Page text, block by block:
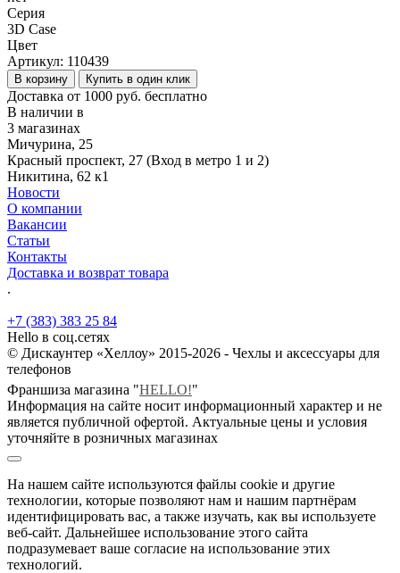
Серия
3D Case
Цвет
Артикул: 110439
В корзину Купить в один клик
Доставка от 1000 руб. бесплатно
В наличии в
3 магазинах
Мичурина, 25
Красный проспект, 27 (Вход в метро 1 и 2)
Никитина, 62 к1
Новости
О компании
Вакансии
Статьи
Контакты
Доставка и возврат товара
.
+7 (383) 383 25 84
Hello в соц.сетях
© Дискаунтер «Хеллоу» 2015-2026 - Чехлы и аксессуары для
телефонов
Франшиза магазина "HELLO!"
Информация на сайте носит информационный характер и не
является публичной офертой. Актуальные цены и условия
уточняйте в розничных магазинах
На нашем сайте используются файлы cookie и другие
технологии, которые позволяют нам и нашим партнёрам
идентифицировать вас, а также изучать, как вы используете
веб-сайт. Дальнейшее использование этого сайта
подразумевает ваше согласие на использование этих
технологий.